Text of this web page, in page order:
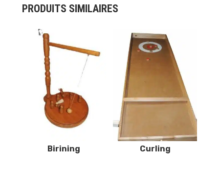
PRODUITS SIMILAIRES
Birining Curling